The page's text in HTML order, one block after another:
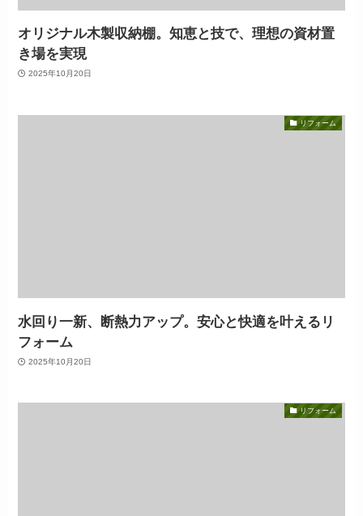
オリジナル木製収納棚。知恵と技で、理想の資材置
き場を実現
2025年10月20日
リフォーム
水回り一新、断熱力アップ。安心と快適を叶えるリ
フォーム
2025年10月20日
リフォーム